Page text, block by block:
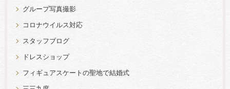
グループ写真撮影
コロナウイルス対応
スタッフブログ
ドレスショップ
フィギュアスケートの聖地で結婚式